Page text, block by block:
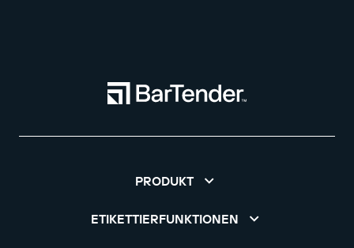
PRODUKT
ETIKETTIERFUNKTIONEN